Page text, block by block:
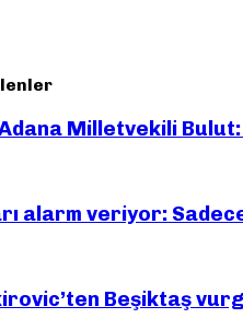
Milletvekili Bulut:
alarm veriyor:
Beşiktaş